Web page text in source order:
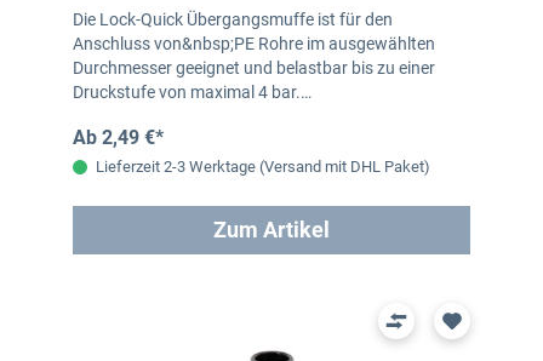
Die Lock-Quick Übergangsmuffe ist für den
Anschluss von&nbsp;PE Rohre im ausgewählten
Durchmesser geeignet und belastbar bis zu einer
Druckstufe von maximal 4 bar.…
Ab 2,49 €*
Lieferzeit 2-3 Werktage (Versand mit DHL Paket)
Zum Artikel